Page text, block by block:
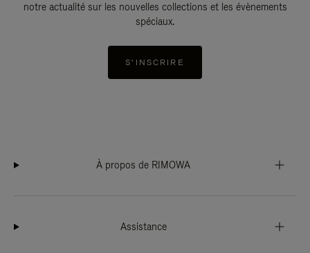
notre actualité sur les nouvelles collections et les évènements
spéciaux.
S'INSCRIRE
À propos de RIMOWA
Assistance